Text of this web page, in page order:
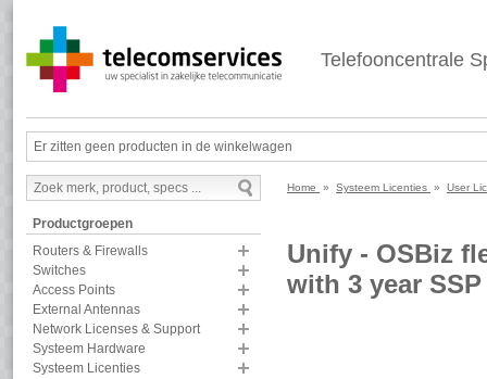
Telefooncentrale
Er zitten geen producten in de winkelwagen
Productgroepen
Routers & Firewalls
Switches
Access Points
External Antennas
Network Licenses & Support
Systeem Hardware
Systeem Licenties
Home » Systeem Licenties » User
Unify - OSBiz
with 3 year SSP